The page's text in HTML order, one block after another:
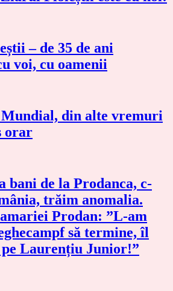
– de 35 de ani
voi, cu oamenii
din alte vremuri
orar
bani de la Prodanca, c-
trăim anomalia.
Prodan: ”L-am
să termine, îl
pe Laurențiu Junior!”